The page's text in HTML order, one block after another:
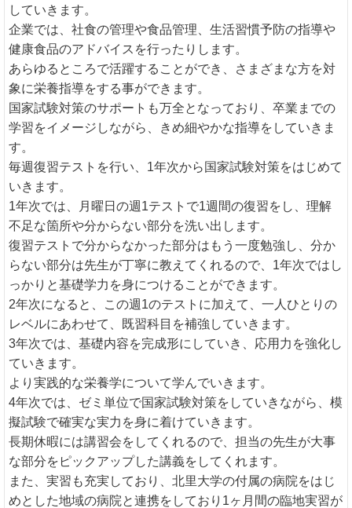
していきます。
企業では、社食の管理や食品管理、生活習慣予防の指導や
健康食品のアドバイスを行ったりします。
あらゆるところで活躍することができ、さまざまな方を対
象に栄養指導をする事ができます。
国家試験対策のサポートも万全となっており、卒業までの
学習をイメージしながら、きめ細やかな指導をしていきま
す。
毎週復習テストを行い、1年次から国家試験対策をはじめて
いきます。
1年次では、月曜日の週1テストで1週間の復習をし、理解
不足な箇所や分からない部分を洗い出します。
復習テストで分からなかった部分はもう一度勉強し、分か
らない部分は先生が丁寧に教えてくれるので、1年次ではし
っかりと基礎学力を身につけることができます。
2年次になると、この週1のテストに加えて、一人ひとりの
レベルにあわせて、既習科目を補強していきます。
3年次では、基礎内容を完成形にしていき、応用力を強化し
ていきます。
より実践的な栄養学について学んでいきます。
4年次では、ゼミ単位で国家試験対策をしていきながら、模
擬試験で確実な実力を身に着けていきます。
長期休暇には講習会をしてくれるので、担当の先生が大事
な部分をピックアップした講義をしてくれます。
また、実習も充実しており、北里大学の付属の病院をはじ
めとした地域の病院と連携をしており1ヶ月間の臨地実習が